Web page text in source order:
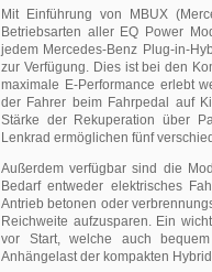
Mit Einführung von MBUX
Betriebsarten aller EQ Power
jedem Mercedes-Benz Plug-in-
zur Verfügung. Dies ist bei den
maximale E-Performance erlebt
der Fahrer beim Fahrpedal auf
Stärke der Rekuperation über
Lenkrad ermöglichen fünf
Außerdem verfügbar sind die
Bedarf entweder elektrisches
Antrieb betonen oder
Reichweite aufzusparen. Ein
vor Start, welche auch
Anhängelast der kompakten